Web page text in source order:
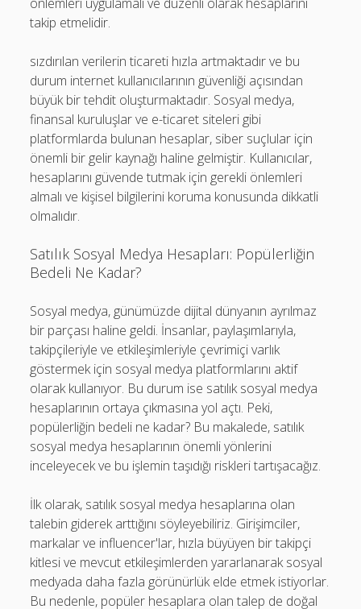
takip etmelidir.
sızdırılan verilerin ticareti hızla artmaktadır ve bu
durum internet kullanıcılarının güvenliği açısından
büyük bir tehdit oluşturmaktadır. Sosyal medya,
finansal kuruluşlar ve e-ticaret siteleri gibi
platformlarda bulunan hesaplar, siber suçlular için
önemli bir gelir kaynağı haline gelmiştir. Kullanıcılar,
hesaplarını güvende tutmak için gerekli önlemleri
almalı ve kişisel bilgilerini koruma konusunda dikkatli
olmalıdır.
Satılık Sosyal Medya Hesapları: Popülerliğin
Bedeli Ne Kadar?
Sosyal medya, günümüzde dijital dünyanın ayrılmaz
bir parçası haline geldi. İnsanlar, paylaşımlarıyla,
takipçileriyle ve etkileşimleriyle çevrimiçi varlık
göstermek için sosyal medya platformlarını aktif
olarak kullanıyor. Bu durum ise satılık sosyal medya
hesaplarının ortaya çıkmasına yol açtı. Peki,
popülerliğin bedeli ne kadar? Bu makalede, satılık
sosyal medya hesaplarının önemli yönlerini
inceleyecek ve bu işlemin taşıdığı riskleri tartışacağız.
İlk olarak, satılık sosyal medya hesaplarına olan
talebin giderek arttığını söyleyebiliriz. Girişimciler,
markalar ve influencer'lar, hızla büyüyen bir takipçi
kitlesi ve mevcut etkileşimlerden yararlanarak sosyal
medyada daha fazla görünürlük elde etmek istiyorlar.
Bu nedenle, popüler hesaplara olan talep de doğal